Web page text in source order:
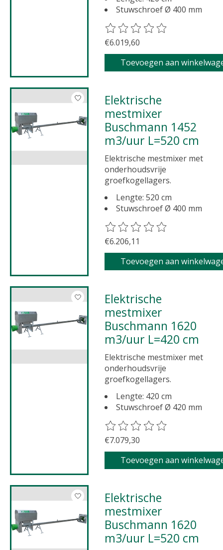
Stuwschroef Ø 400 mm
De beoordeling van dit
€6.019,60
Toevoegen aan
Elektrische
mestmixer
Buschmann 1452
m3/uur L=520 cm
Elektrische mestmixer met
onderhoudsvrije
groefkogellagers.
Lengte: 520 cm
Stuwschroef Ø 400 mm
De beoordeling van dit
€6.206,11
Toevoegen aan
Elektrische
mestmixer
Buschmann 1620
m3/uur L=420 cm
Elektrische mestmixer met
onderhoudsvrije
groefkogellagers.
Lengte: 420 cm
Stuwschroef Ø 420 mm
De beoordeling van dit
€7.079,30
Toevoegen aan
Elektrische
mestmixer
Buschmann 1620
m3/uur L=520 cm